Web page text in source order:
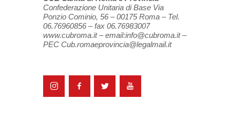
Confederazione Unitaria di Base Via
Ponzio Cominio, 56 – 00175 Roma – Tel.
06.76960856 – fax 06.76983007
www.cubroma.it – email:info@cubroma.it –
PEC Cub.romaeprovincia@legalmail.it